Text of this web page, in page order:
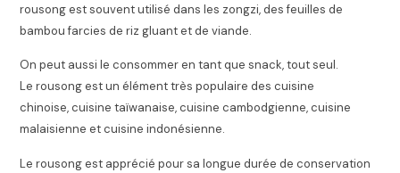
rousong est souvent utilisé dans les zongzi, des feuilles de
bambou farcies de riz gluant et de viande.
On peut aussi le consommer en tant que snack, tout seul.
Le rousong est un élément très populaire des cuisine
chinoise, cuisine taïwanaise, cuisine cambodgienne, cuisine
malaisienne et cuisine indonésienne.
Le rousong est apprécié pour sa longue durée de conservation